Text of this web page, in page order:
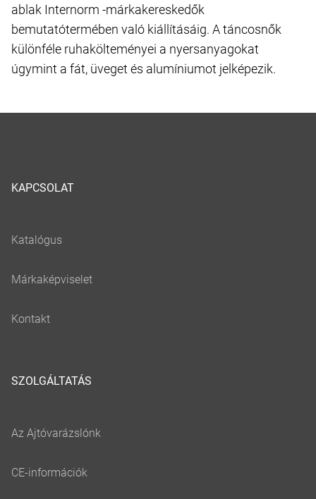
ablak Internorm -márkakereskedők
bemutatótermében való kiállításáig. A táncosnők
különféle ruhakölteményei a nyersanyagokat
úgymint a fát, üveget és alumíniumot jelképezik.
KAPCSOLAT
SZOLGÁLTATÁS